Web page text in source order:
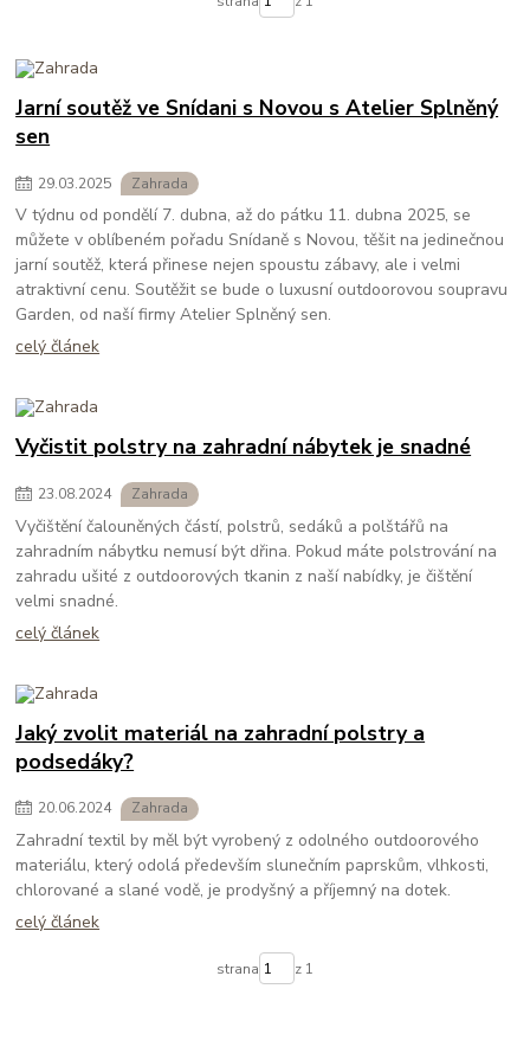
Jarní soutěž ve Snídani s Novou s Atelier Splněný
sen
29.03.2025 Zahrada
V týdnu od pondělí 7. dubna, až do pátku 11. dubna 2025, se
můžete v oblíbeném pořadu Snídaně s Novou, těšit na jedinečnou
jarní soutěž, která přinese nejen spoustu zábavy, ale i velmi
atraktivní cenu. Soutěžit se bude o luxusní outdoorovou soupravu
Garden, od naší firmy Atelier Splněný sen.
celý článek
Vyčistit polstry na zahradní nábytek je snadné
23.08.2024 Zahrada
Vyčištění čalouněných částí, polstrů, sedáků a polštářů na
zahradním nábytku nemusí být dřina. Pokud máte polstrování na
zahradu ušité z outdoorových tkanin z naší nabídky, je čištění
velmi snadné.
celý článek
Jaký zvolit materiál na zahradní polstry a
podsedáky?
20.06.2024 Zahrada
Zahradní textil by měl být vyrobený z odolného outdoorového
materiálu, který odolá především slunečním paprskům, vlhkosti,
chlorované a slané vodě, je prodyšný a příjemný na dotek.
celý článek
strana z 1